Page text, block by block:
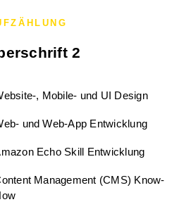
2
, Mobile- und UI Design
und Web-App Entwicklung
Echo Skill Entwicklung
Management (CMS) Know-